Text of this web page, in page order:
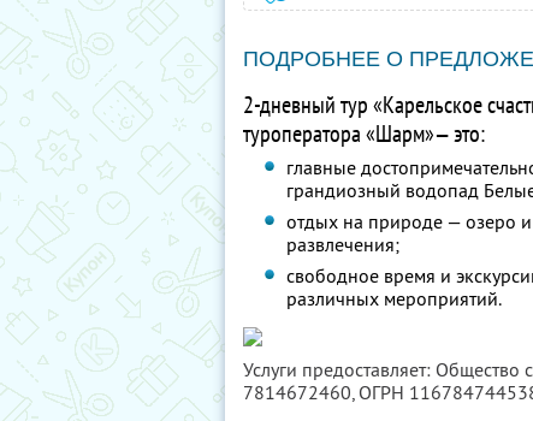
ПОДРОБНЕЕ О
2-дневный тур «Карельское
туроператора «Шарм»— это:
главные
грандиозный водопад
отдых на природе — озеро
развлечения;
свободное время и
различных мероприятий.
Услуги предоставляет: Общество
7814672460, ОГРН